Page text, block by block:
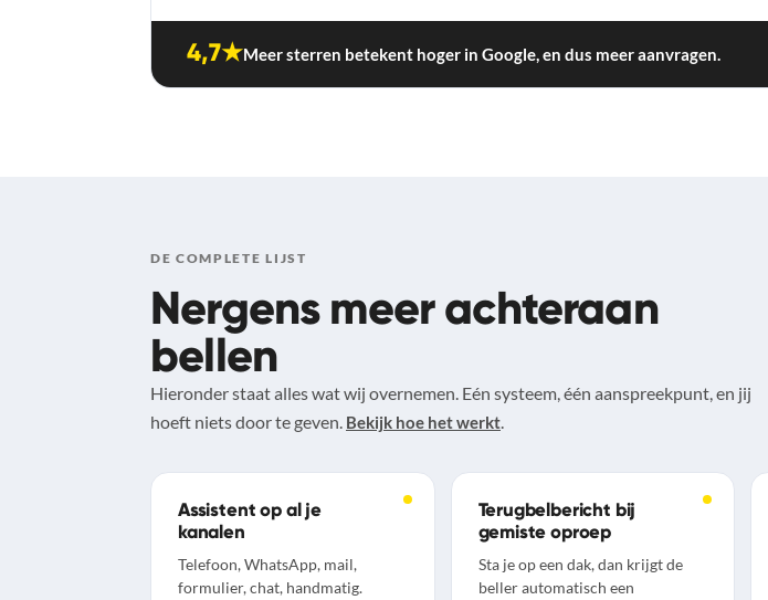
4,7★Meer sterren betekent hoger in Google, en dus meer aanvragen.
DE COMPLETE LIJST
Nergens meer achteraan
bellen
Hieronder staat alles wat wij overnemen. Eén systeem, één aanspreekpunt, en jij
hoeft niets door te geven. Bekijk hoe het werkt.
Assistent op al je
kanalen
Telefoon, WhatsApp, mail,
formulier, chat, handmatig.
Terugbelbericht bij
gemiste oproep
Sta je op een dak, dan krijgt de
beller automatisch een